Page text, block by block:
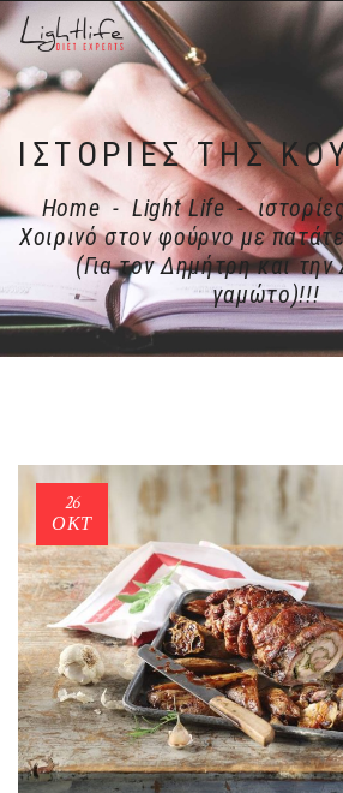
Home - Light Life -
Χοιρινό στον φούρνο με
(Για τον Δημήτρη και
γαμώτο)!!!
26
ΟΚΤ